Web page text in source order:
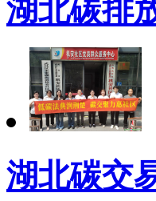
湖北碳排
湖北碳交